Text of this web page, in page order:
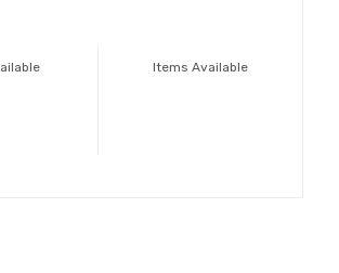
Items Available